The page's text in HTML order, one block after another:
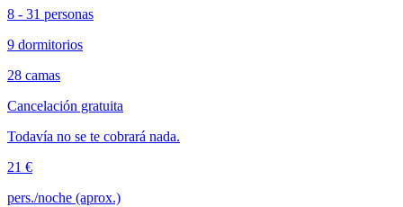
8 - 31 personas
9 dormitorios
28 camas
Cancelación gratuita
Todavía no se te cobrará nada.
21 €
pers./noche (aprox.)